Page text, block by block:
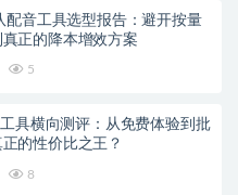
配音工具选型报告：避开按量
正的降本增效方案
5
具横向测评：从免费体验到批
的性价比之王？
8